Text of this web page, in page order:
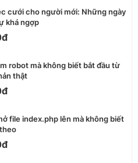
cưới cho người mới: Những ngày
khá ngợp
robot mà không biết bắt đầu từ
thật
file index.php lên mà không biết